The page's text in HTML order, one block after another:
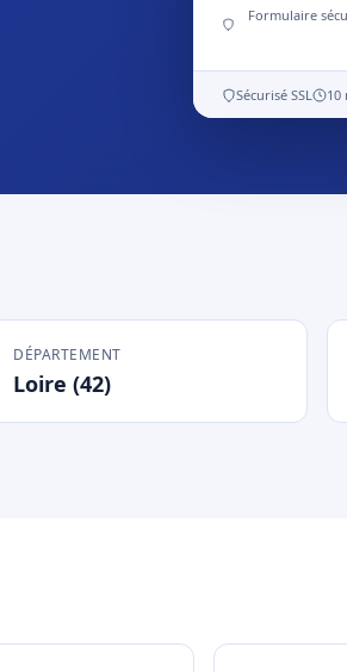
Formulaire
Sécurisé SSL 10
DÉPARTEMENT
Loire (42)